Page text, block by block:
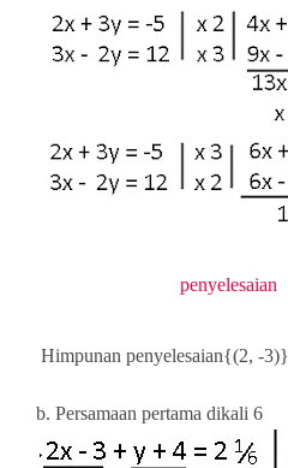
penyelesaian
Himpunan penyelesaian{(2, -3)}
b. Persamaan pertama dikali 6